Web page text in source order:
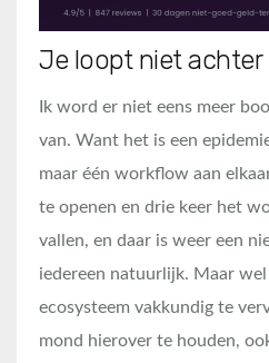
Je loopt niet achter
Ik word er niet eens meer
van. Want het is een
maar één workflow aan
te openen en drie keer het
vallen, en daar is weer een
iedereen natuurlijk. Maar
ecosysteem vakkundig te
mond hierover te houden,